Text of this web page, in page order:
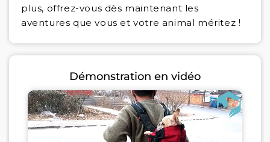
plus, offrez-vous dès maintenant les
aventures que vous et votre animal méritez !
Démonstration en vidéo